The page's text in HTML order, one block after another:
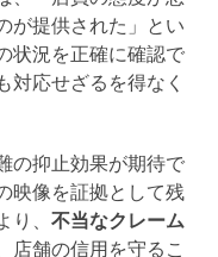
が提供された」とい
状況を正確に確認で
対応せざるを得なく
の抑止効果が期待で
映像を証拠として残
り、 不当なクレーム
店舗の信用を守るこ